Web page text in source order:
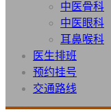
中医骨科
中医眼科
耳鼻喉科
医生排班
预约挂号
交通路线